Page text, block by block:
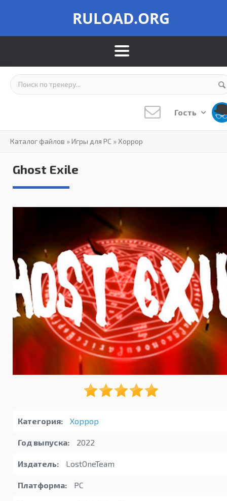
RULOAD.ORG
Гость
Каталог файлов »Игры для PC »Хоррор
Ghost Exile
Категория: Хоррор
Год выпуска: 2022
Издатель: LostOneTeam
Платформа: PC